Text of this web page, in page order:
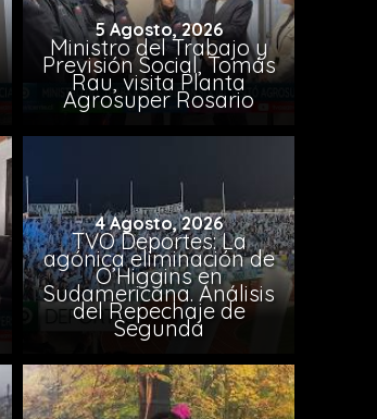
5 Agosto, 2026
Ministro del Trabajo y
Previsión Social, Tomás
Rau, visita Planta
Agrosuper Rosario
4 Agosto, 2026
TVO Deportes: La
agónica eliminación de
O’Higgins en
Sudamericana. Análisis
del Repechaje de
Segunda